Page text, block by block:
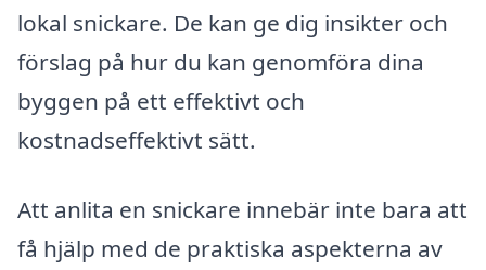
lokal snickare. De kan ge dig insikter och
förslag på hur du kan genomföra dina
byggen på ett effektivt och
kostnadseffektivt sätt.
Att anlita en snickare innebär inte bara att
få hjälp med de praktiska aspekterna av